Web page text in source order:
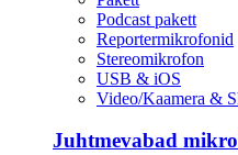
Podcast pakett
Reportermikrofonid
Stereomikrofon
USB & iOS
Video/Kaamera &
Juhtmevabad